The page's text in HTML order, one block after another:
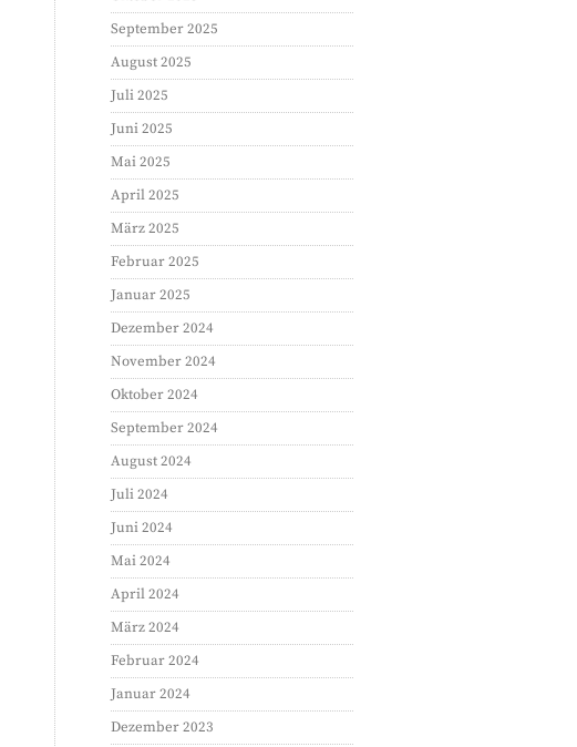
September 2025
August 2025
Juli 2025
Juni 2025
Mai 2025
April 2025
März 2025
Februar 2025
Januar 2025
Dezember 2024
November 2024
Oktober 2024
September 2024
August 2024
Juli 2024
Juni 2024
Mai 2024
April 2024
März 2024
Februar 2024
Januar 2024
Dezember 2023